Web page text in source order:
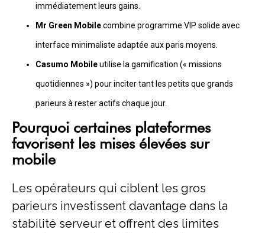
immédiatement leurs gains.
Mr Green Mobilecombine programme VIP solide avec
interface minimaliste adaptée aux paris moyens.
Casumo Mobileutilise la gamification (« missions
quotidiennes ») pour inciter tant les petits que grands
parieurs à rester actifs chaque jour.
Pourquoi certaines plateformes
favorisent les mises élevées sur
mobile
Les opérateurs qui ciblent les gros
parieurs investissent davantage dans la
stabilité serveur et offrent des limites